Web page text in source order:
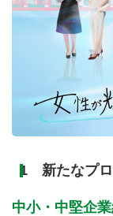
1 新たなプ
中小・中堅企